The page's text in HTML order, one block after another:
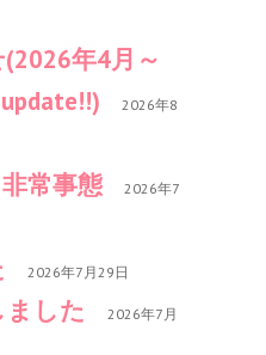
年4月～
2026年8
常事態 2026年7
2026年7月29日
した 2026年7月